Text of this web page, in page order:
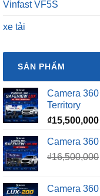
Vinfast VF5S
xe tải
SẢN PHẨM
Camera
Territory
₫15,500,000
Camera
₫16,500,000
Camera